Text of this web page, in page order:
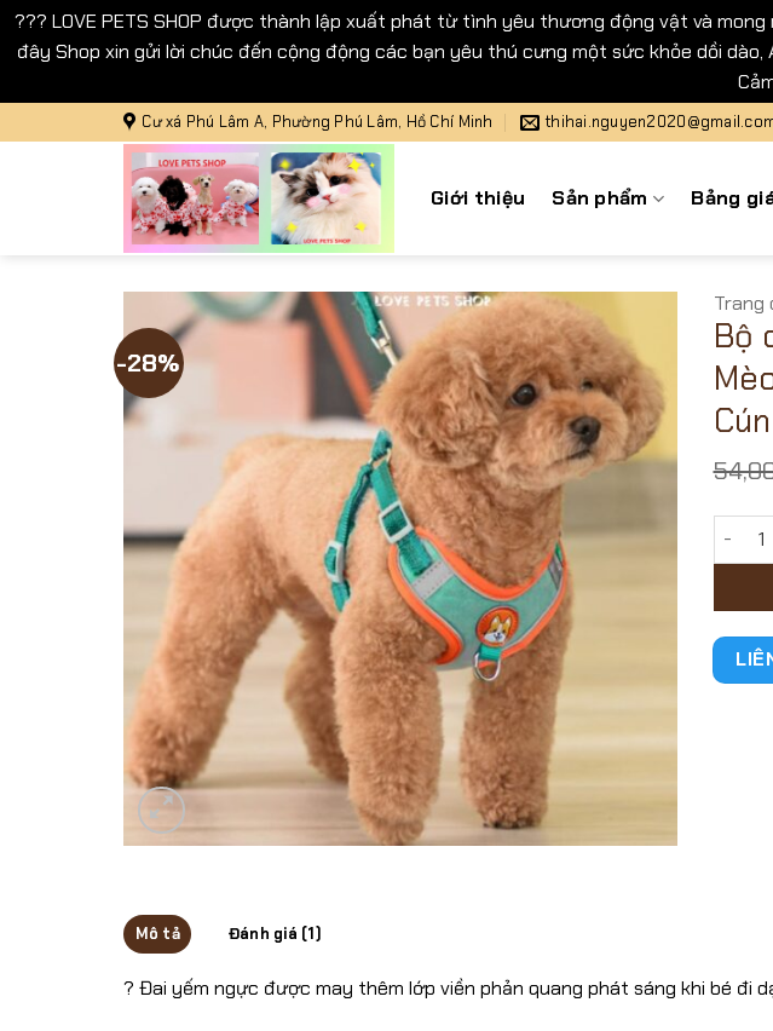
??? LOVE PETS SHOP được thành lập xuất phát từ tình yêu thương động vật và
đây Shop xin gửi lời chúc đến cộng động các bạn yêu thú cưng một sức khỏe dồi
qua
Cư xá Phú Lâm A, Phường Phú Lâm, Hồ Chí Minh
Giới thiệu Sản phẩm Bảng
-28%
Trang
Bộ
Cún
Bộ
Mô tả Đánh giá (1)
? Đai yếm ngực được may thêm lớp viền phản quang phát sáng khi bé đi